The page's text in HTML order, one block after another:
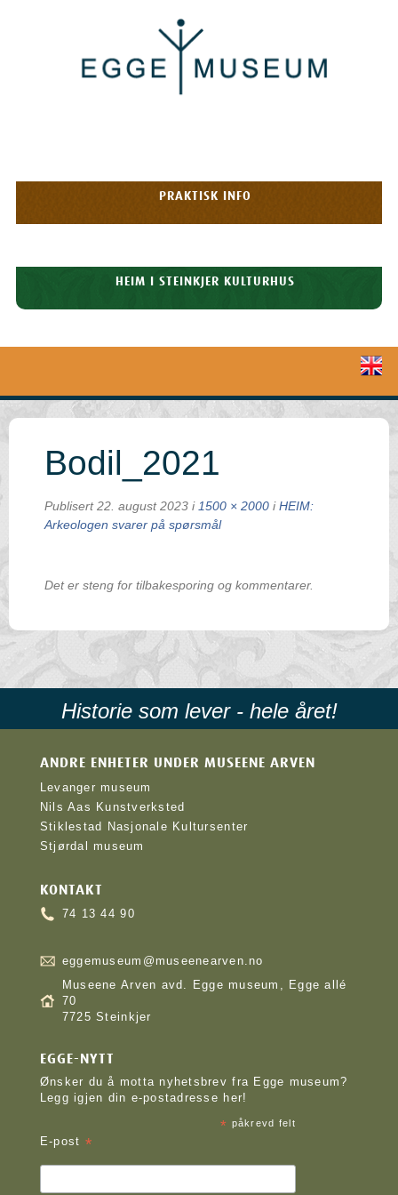
Museum
PRAKTISK INFO
HEIM I STEINKJER KULTURHUS
Bodil_2021
Publisert 22. august 2023 i 1500 × 2000 i HEIM:
Arkeologen svarer på spørsmål
Det er steng for tilbakesporing og kommentarer.
Historie som lever - hele året!
ANDRE ENHETER UNDER MUSEENE ARVEN
Levanger museum
Nils Aas Kunstverksted
Stiklestad Nasjonale Kultursenter
Stjørdal museum
KONTAKT
74 13 44 90
eggemuseum@museenearven.no
Museene Arven avd. Egge museum, Egge allé
70
7725 Steinkjer
EGGE-NYTT
Ønsker du å motta nyhetsbrev fra Egge museum?
Legg igjen din e-postadresse her!
* påkrevd felt
E-post *